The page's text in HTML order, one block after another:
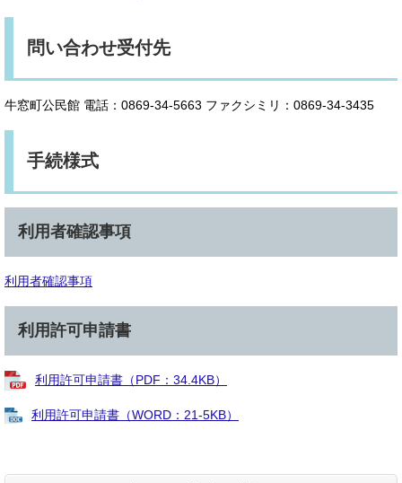
問い合わせ受付先
牛窓町公民館 電話：0869-34-5663 ファクシミリ：0869-34-3435
手続様式
利用者確認事項
利用者確認事項
利用許可申請書
利用許可申請書（PDF：34.4KB）
利用許可申請書（WORD：21-5KB）